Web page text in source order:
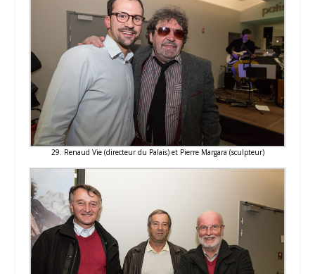
29. Renaud Vie (directeur du Palais) et Pierre Margara (sculpteur)